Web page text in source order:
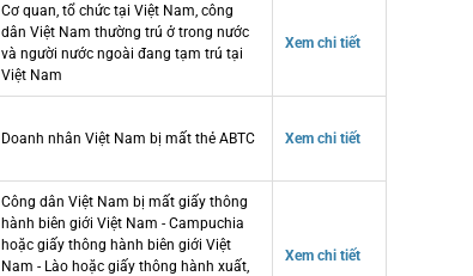
Cơ quan, tổ chức tại Việt Nam, công
dân Việt Nam thường trú ở trong nước
và người nước ngoài đang tạm trú tại
Việt Nam
Xem chi tiết
Doanh nhân Việt Nam bị mất thẻ ABTC Xem chi tiết
Công dân Việt Nam bị mất giấy thông
hành biên giới Việt Nam - Campuchia
hoặc giấy thông hành biên giới Việt
Nam - Lào hoặc giấy thông hành xuất,
Xem chi tiết